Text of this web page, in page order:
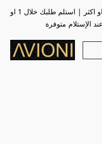
توصيل مجاني إذا طلبك 19 ريال عماني او اكثر | استلم طلبك خلال 1 او